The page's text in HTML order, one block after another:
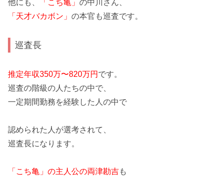
他にも、 「こち亀」 の中川さん、
「天才バカボン」 の本官も巡査です。
巡査長
推定年収350万〜820万円 です。
巡査の階級の人たちの中で、
一定期間勤務を経験した人の中で
認められた人が選考されて、
巡査長になります。
「こち亀」の主人公の両津勘吉も